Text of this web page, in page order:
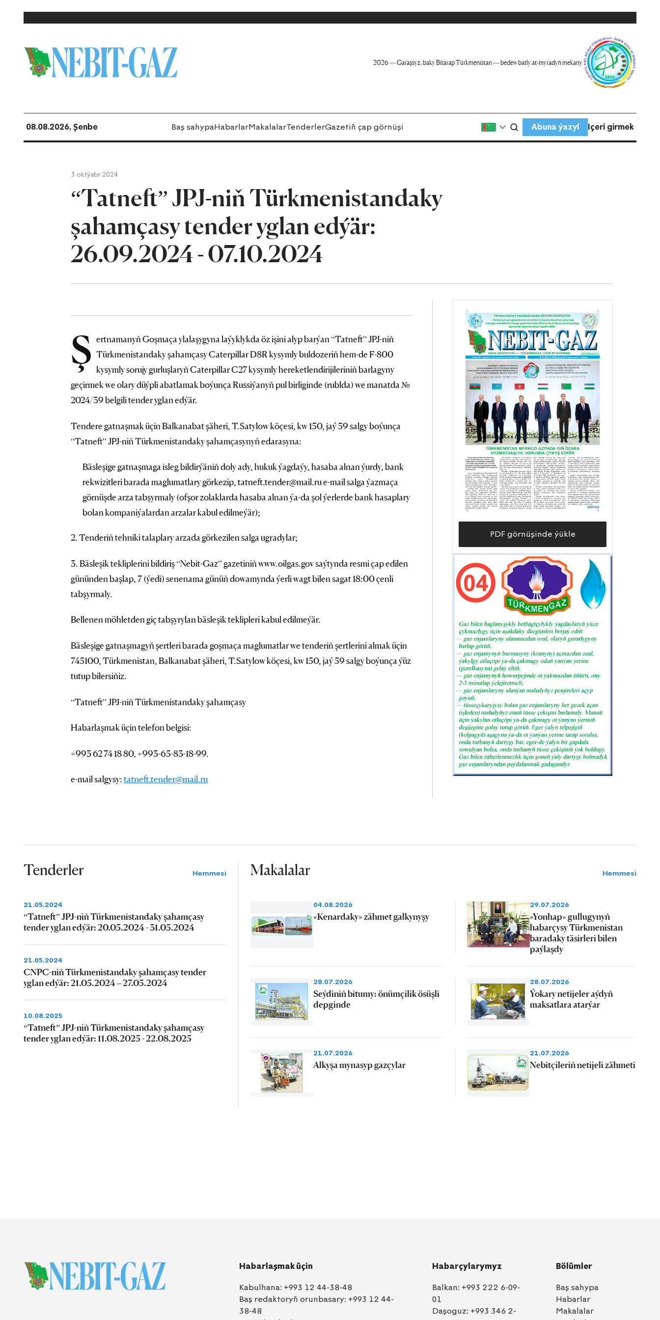
2026 — Garaşsyz, baky Bitarap Türkmenistan — bedew batly at-myradyň mekany
08.08.2026, Şenbe Baş sahypaHabarlarMakalalarTenderlerGazetiň çap görnüşi Abuna ýazyl Içeri girmek
3 oktýabr 2024
“Tatneft” JPJ-niň Türkmenistandaky
şahamçasy tender yglan edýär:
26.09.2024 - 07.10.2024
Ş ertnamanyň Goşmaça ylalaşygyna laýyklykda öz işini alyp barýan “Tatneft” JPJ-niň
Türkmenistandaky şahamçasy Caterpillar D8R kysymly buldozeriň hem-de F-800
kysymly sorujy gurluşlaryň Caterpillar C27 kysymly hereketlendirijileriniň barlagyny
geçirmek we olary düýpli abatlamak boýunça Russiýanyň pul birliginde (rublda) we manatda №
2024/39 belgili tender yglan edýär.
Tendere gatnaşmak üçin Balkanabat şäheri, T.Satylow köçesi, kw 150, jaý 59 salgy boýunça
“Tatneft” JPJ-niň Türkmenistandaky şahamçasynyň edarasyna:
Bäsleşige gatnaşmaga isleg bildirýäniň doly ady, hukuk ýagdaýy, hasaba alnan ýurdy, bank
rekwizitleri barada maglumatlary görkezip, tatneft.tender@mail.ru e-mail salga ýazmaça
görnüşde arza tabşyrmaly (ofşor zolaklarda hasaba alnan ýa-da şol ýerlerde bank hasaplary
bolan kompaniýalardan arzalar kabul edilmeýär);
2. Tenderiň tehniki talaplary arzada görkezilen salga ugradylar;
3. Bäsleşik tekliplerini bildiriş “Nebit-Gaz” gazetiniň www.oilgas.gov saýtynda resmi çap edilen
gününden başlap, 7 (ýedi) senenama günüň dowamynda ýerli wagt bilen sagat 18:00 çenli
tabşyrmaly.
Bellenen möhletden giç tabşyrylan bäsleşik teklipleri kabul edilmeýär.
Bäsleşige gatnaşmagyň şertleri barada goşmaça maglumatlar we tenderiň şertlerini almak üçin
745100, Türkmenistan, Balkanabat şäheri, T.Satylow köçesi, kw 150, jaý 59 salgy boýunça ýüz
tutup bilersiňiz.
“Tatneft” JPJ-niň Türkmenistandaky şahamçasy
Habarlaşmak üçin telefon belgisi:
+993 62 74 18 80, +993-65-83-18-99.
e-mail salgysy:tatneft.tender@mail.ru
PDF görnüşinde ýükle
Tenderler Hemmesi
21.05.2024
“Tatneft” JPJ-niň Türkmenistandaky şahamçasy
tender yglan edýär: 20.05.2024 - 31.05.2024
21.05.2024
CNPC-niň Türkmenistandaky şahamçasy tender
yglan edýär: 21.05.2024 – 27.05.2024
10.08.2025
“Tatneft” JPJ-niň Türkmenistandaky şahamçasy
tender yglan edýär: 11.08.2025 - 22.08.2025
Makalalar Hemmesi
04.08.2026
«Kenardaky» zähmet galkynyşy
29.07.2026
«Yonhap» gullugynyň
habarçysy Türkmenistan
baradaky täsirleri bilen
paýlaşdy
28.07.2026
Seýdiniň bitumy: önümçilik ösüşli
depginde
28.07.2026
Ýokary netijeler aýdyň
maksatlara atarýar
21.07.2026
Alkyşa mynasyp gazçylar
21.07.2026
Nebitçileriň netijeli zähmeti
Habarlaşmak üçin
Kabulhana: +993 12 44-38-48
Baş redaktoryň orunbasary: +993 12 44-
38-48
Habarçylarymyz
Balkan: +993 222 6-09-
01
Daşoguz: +993 346 2-
Bölümler
Baş sahypa
Habarlar
Makalalar